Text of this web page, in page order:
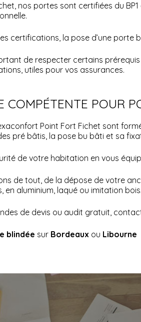
nos portes sont certifiées du
certifications, la pose d’une
de respecter certains
utiles pour vos assurances.
COMPÉTENTE POUR
Point Fort Fichet sont
pré bâtis, la pose bu bâti et sa
de votre habitation en vous
de tout, de la dépose de votre
en aluminium, laqué ou imitation bois.
de devis ou audit gratuit,
blindée sur Bordeaux ou Libourne